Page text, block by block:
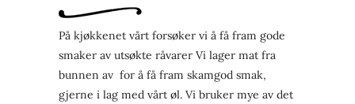
På kjøkkenet vårt forsøker vi å få fram gode
smaker av utsøkte råvarer Vi lager mat fra
bunnen av for å få fram skamgod smak,
gjerne i lag med vårt øl. Vi bruker mye av det